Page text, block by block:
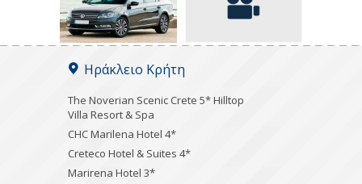
Ηράκλειο Κρήτη
The Noverian Scenic Crete 5* Hilltop
Villa Resort & Spa
CHC Marilena Hotel 4*
Creteco Hotel & Suites 4*
Marirena Hotel 3*